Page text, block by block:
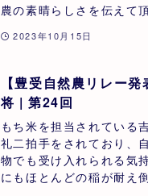
農の素晴らしさを伝えて
2023年10月15日
【豊受自然農リレー
将 | 第24回
もち米を担当されている
礼二拍手をされており、
物でも受け入れられる気
にもほとんどの稲が耐え